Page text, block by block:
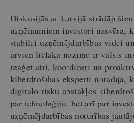
Diskusijās ar Latvijā
uzņēmumiem investori uzsvēra,
stabilai uzņēmējdarbības videi
arvien lielāka nozīme ir valsts
reaģēt ātri, koordinēti un
kiberdrošības eksperti norādīja,
digitālo risku apstākļos
par tehnoloģiju, bet arī par
uzņēmējdarbības noturības